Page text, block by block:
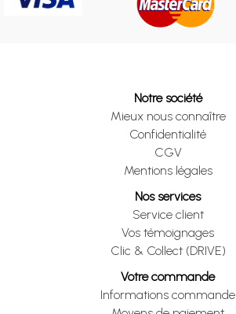
Notre société
Mieux nous connaître
Confidentialité
CGV
Mentions légales
Nos services
Service client
Vos témoignages
Clic & Collect (DRIVE)
Votre commande
Informations commande